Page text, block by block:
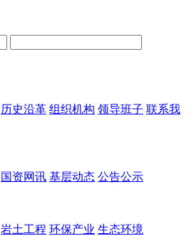
历史沿革 组织机构 领导班子 联系我
国资网讯 基层动态 公告公示
岩土工程 环保产业 生态环境